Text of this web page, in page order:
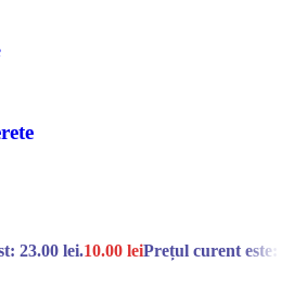
23.00 lei.10.00 leiPrețul curent este: